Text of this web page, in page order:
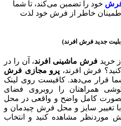
فرش خود را تضمبن می‌کند، تا شما
اطمینان خاطر از فرش خود لذت
جدید فرش افرند)
خریدفرش ماشینی افرند، آن را در
فرش افرند، پرو مجازی فرش
قرار می‌دهد. کافیست روی لینک
همراهتان را روبروی فضای
کامل واضح و واقعی در محل
با تغییر سایز و محل فرش چیدمان و
موردنظر مشاهده کنید و انتخاب